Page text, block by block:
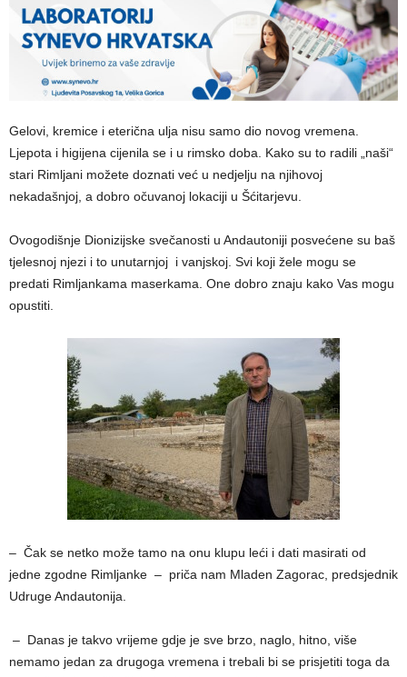
Gelovi, kremice i eterična ulja nisu samo dio novog vremena.
Ljepota i higijena cijenila se i u rimsko doba. Kako su to radili „naši“
stari Rimljani možete doznati već u nedjelju na njihovoj
nekadašnjoj, a dobro očuvanoj lokaciji u Šćitarjevu.
Ovogodišnje Dionizijske svečanosti u Andautoniji posvećene su baš
tjelesnoj njezi i to unutarnjoj i vanjskoj. Svi koji žele mogu se
predati Rimljankama maserkama. One dobro znaju kako Vas mogu
opustiti.
– Čak se netko može tamo na onu klupu leći i dati masirati od
jedne zgodne Rimljanke – priča nam Mladen Zagorac, predsjednik
Udruge Andautonija.
– Danas je takvo vrijeme gdje je sve brzo, naglo, hitno, više
nemamo jedan za drugoga vremena i trebali bi se prisjetiti toga da